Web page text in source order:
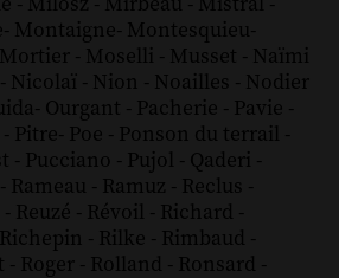
- Montaigne- Montesquieu-
Mortier - Moselli - Musset - Naïmi
- Nicolaï - Nion - Noailles - Nodier
- Ourgant - Pacherie - Pavie -
- Pitre- Poe - Ponson du terrail -
- Pucciano - Pujol - Qaderi -
- Rameau - Ramuz - Reclus -
- Reuzé - Révoil - Richard -
Richepin - Rilke - Rimbaud -
- Roger - Rolland - Ronsard -